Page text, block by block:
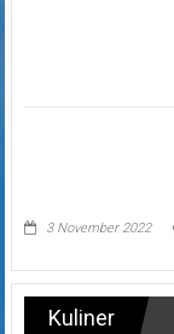
3 November 2022
Kuliner